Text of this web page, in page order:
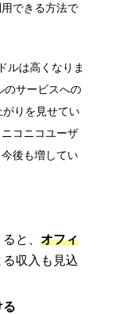
できる方法で
ルは高くなりま
のサービスへの
りを見せてい
コニコユーザ
後も増してい
と、 オフィ
る収入も見込
る